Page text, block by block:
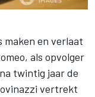
en verlaat
als opvolger
twintig jaar de
vertrekt